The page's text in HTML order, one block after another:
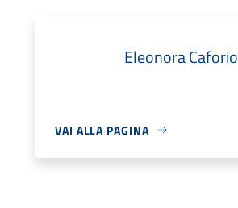
Eleonora Caforio
VAI ALLA PAGINA